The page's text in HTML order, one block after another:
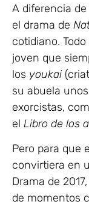
A diferencia
el drama de
cotidiano.
joven que
los youkai
su abuela
exorcistas,
el Libro de los
Pero para que
convirtiera en
Drama de
de momentos